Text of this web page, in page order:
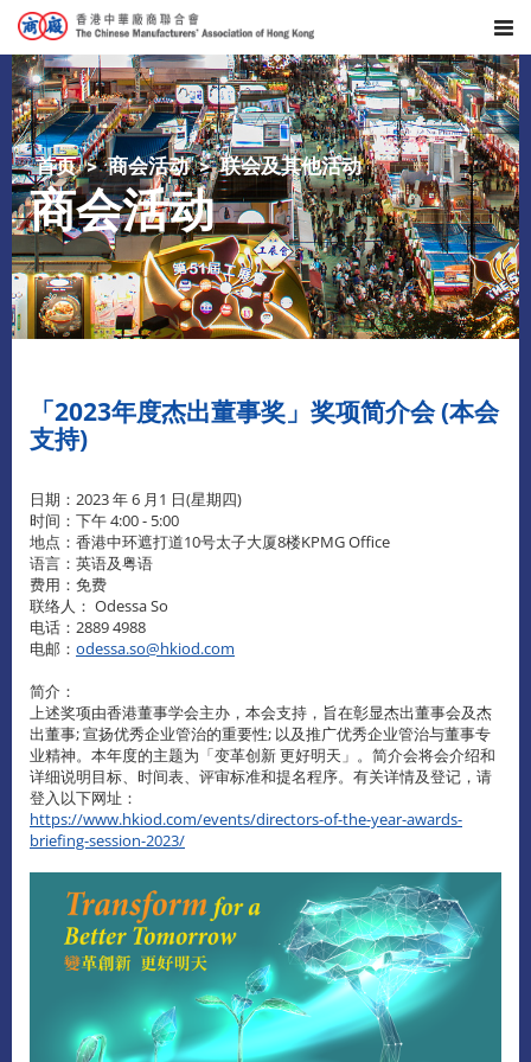
首页 商会活动 联会及其他活动
商会活动
「2023年度杰出董事奖」奖项简介会 (本会
支持)
日期：2023 年 6 月1 日(星期四)
时间：下午 4:00 - 5:00
地点：香港中环遮打道10号太子大厦8楼KPMG Office
语言：英语及粤语
费用：免费
联络人： Odessa So
电话：2889 4988
电邮： odessa.so@hkiod.com
简介：
上述奖项由香港董事学会主办，本会支持，旨在彰显杰出董事会及杰
出董事; 宣扬优秀企业管治的重要性; 以及推广优秀企业管治与董事专
业精神。本年度的主题为「变革创新 更好明天」。简介会将会介绍和
详细说明目标、时间表、评审标准和提名程序。有关详情及登记，请
登入以下网址：
https://www.hkiod.com/events/directors-of-the-year-awards-
briefing-session-2023/